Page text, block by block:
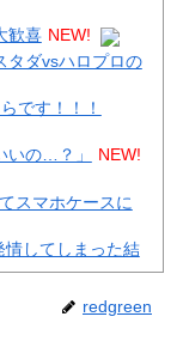
歓喜 NEW!
タダvsハロプロの
です！！！
いの…？」
NEW!
スマホケースに
情してしまった結
シコが止まらな
redgreen